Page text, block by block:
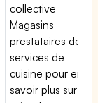
collective
Magasins
prestataires de
services de
cuisine pour en
savoir plus sur le